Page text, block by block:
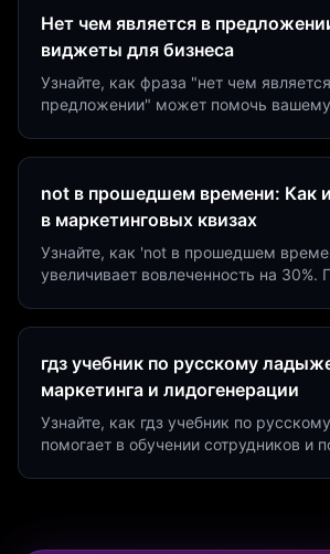
Нет чем является в
виджеты для бизнеса
Узнайте, как фраза "нет чем
предложении" может помочь вашему
not в прошедшем времени: Как
в маркетинговых квизах
Узнайте, как 'not в прошедшем
увеличивает вовлеченность на 30%.
гдз учебник по русскому
маркетинга и лидогенерации
Узнайте, как гдз учебник по
помогает в обучении сотрудников и